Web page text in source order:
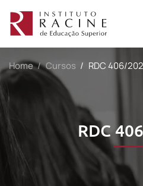
Home Cursos RDC 406/
RDC